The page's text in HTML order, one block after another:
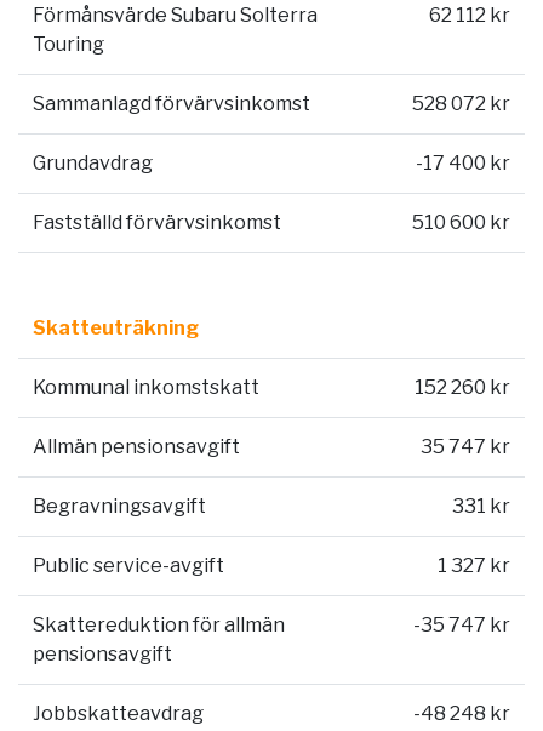
Förmånsvärde Subaru Solterra
Touring
62 112 kr
Sammanlagd förvärvsinkomst 528 072 kr
Grundavdrag -17 400 kr
Fastställd förvärvsinkomst 510 600 kr
Skatteuträkning
Kommunal inkomstskatt 152 260 kr
Allmän pensionsavgift 35 747 kr
Begravningsavgift 331 kr
Public service-avgift 1 327 kr
Skattereduktion för allmän
pensionsavgift
-35 747 kr
Jobbskatteavdrag -48 248 kr